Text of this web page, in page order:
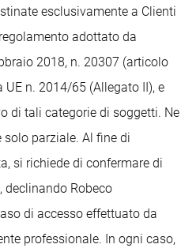
esclusivamente a Clienti
adottato da
2018, n. 20307 (articolo
n. 2014/65 (Allegato II), e
di tali categorie di soggetti. Ne
parziale. Al fine di
si richiede di confermare di
declinando Robeco
di accesso effettuato da
professionale. In ogni caso,